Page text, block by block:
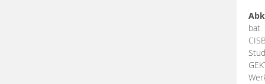
bat